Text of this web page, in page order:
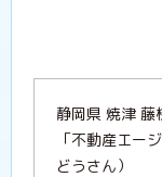
静岡県 焼津 藤
「不動産エー
どうさん）